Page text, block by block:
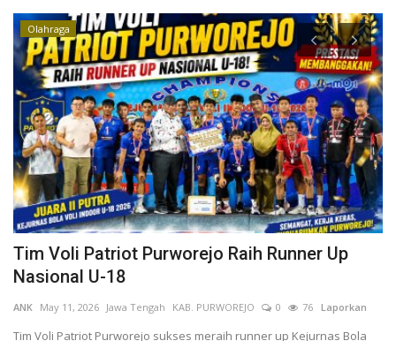
Olahraga
Tim Voli Patriot Purworejo Raih Runner Up
Nasional U-18
ANK May 11, 2026 Jawa Tengah KAB. PURWOREJO 0 76 Laporkan
Tim Voli Patriot Purworejo sukses meraih runner up Kejurnas Bola